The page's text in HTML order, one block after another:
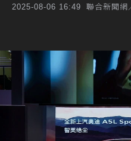
2025-08-06 16:49 聯合新聞網